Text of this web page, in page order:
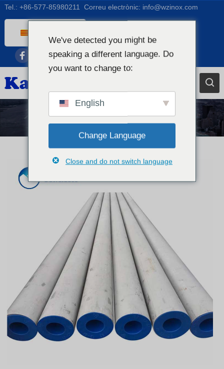
Tel.: +86-577-85980211 Correu electrònic: info@wzinox.com
Afrikaans
Bengali
Chinese
Dutch (Belgium)
Dutch
German
Japanese
Italian
Portuguese
Spanish (Chile)
Spanish (Colombia)
Spanish (Argentina)
Tub d'acer inoxidable
We've detected you might be
speaking a different language. Do
you want to change to:
English
Change Language
Close and do not switch language